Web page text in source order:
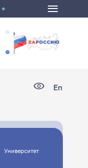
En
Университет